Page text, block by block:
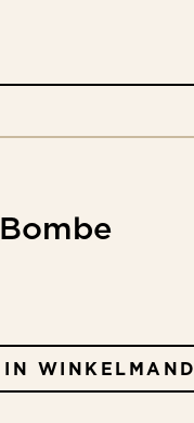
Bombe
IN WINKELMAND